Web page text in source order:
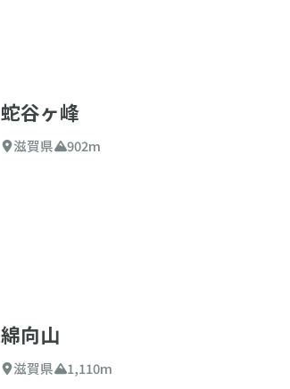
蛇谷ヶ峰
滋賀県 902m
綿向山
滋賀県 1,110m